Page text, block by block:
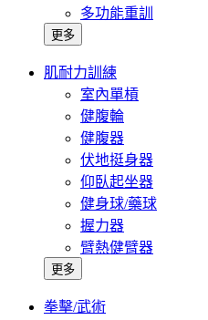
多功能重訓
更多
肌耐力訓練
室內單槓
健腹輪
健腹器
伏地挺身器
仰臥起坐器
健身球/藥球
握力器
臂熱健臂器
更多
拳擊/武術